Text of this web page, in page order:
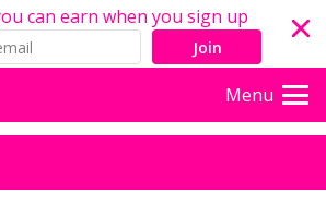
can earn when you sign up
Join
Menu